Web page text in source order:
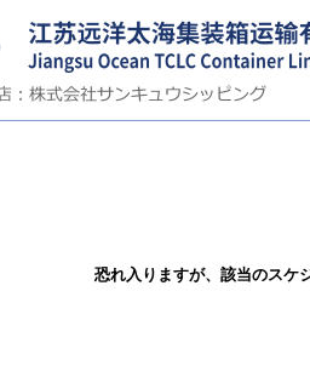
恐れ入りますが、該当のスケ